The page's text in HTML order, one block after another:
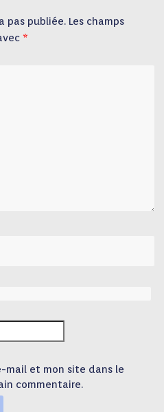
pas publiée. Les champs
*
mail et mon site dans le
commentaire.